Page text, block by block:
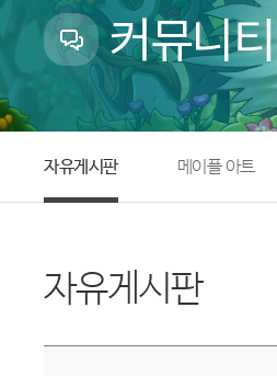
메이플 알림판
with maple
커뮤니티
자유게시판 메이플 아트
자유게시판